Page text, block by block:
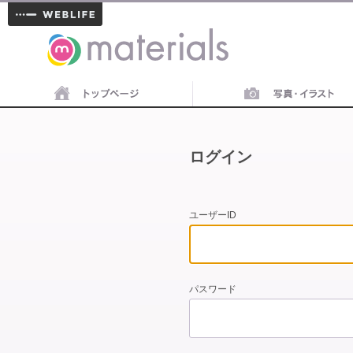
materials
ログイン
ユーザーID
パスワード